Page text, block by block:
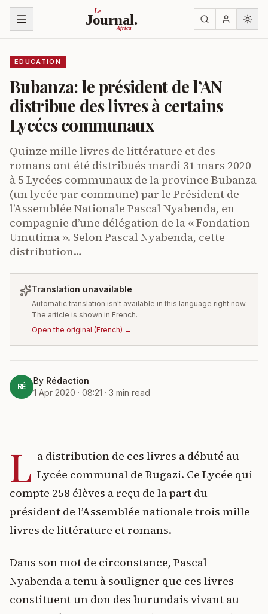
Skip to content Le
Journal.
Africa
EDUCATION
Bubanza: le président de l’AN
distribue des livres à certains
Lycées communaux
Quinze mille livres de littérature et des
romans ont été distribués mardi 31 mars 2020
à 5 Lycées communaux de la province Bubanza
(un lycée par commune) par le Président de
l’Assemblée Nationale Pascal Nyabenda, en
compagnie d’une délégation de la « Fondation
Umutima ». Selon Pascal Nyabenda, cette
distribution…
Translation unavailable
Automatic translation isn't available in this language right now.
The article is shown in French.
Open the original (French) →
RÉ
By Rédaction
1 Apr 2020 · 08:21 · 3 min read
L a distribution de ces livres a débuté au
Lycée communal de Rugazi. Ce Lycée qui
compte 258 élèves a reçu de la part du
président de l’Assemblée nationale trois mille
livres de littérature et romans.
Dans son mot de circonstance, Pascal
Nyabenda a tenu à souligner que ces livres
constituent un don des burundais vivant au